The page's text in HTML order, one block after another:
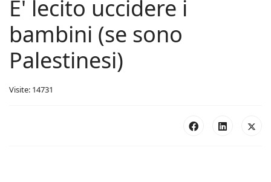
E' lecito uccidere i
bambini (se sono
Palestinesi)
Visite: 14731